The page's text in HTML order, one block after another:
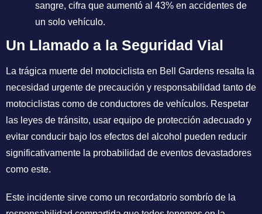
sangre, cifra que aumentó al 43% en accidentes de
un solo vehículo.
Un Llamado a la Seguridad Vial
La trágica muerte del motociclista en Bell Gardens resalta la
necesidad urgente de precaución y responsabilidad tanto de
motociclistas como de conductores de vehículos. Respetar
las leyes de tránsito, usar equipo de protección adecuado y
evitar conducir bajo los efectos del alcohol pueden reducir
significativamente la probabilidad de eventos devastadores
como este.
Este incidente sirve como un recordatorio sombrío de la